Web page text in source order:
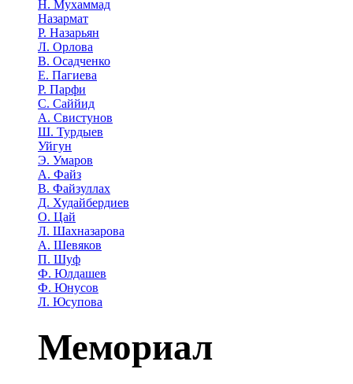
Н. Мухаммад
Назармат
Р. Назарьян
Л. Орлова
В. Осадченко
Е. Пагиева
Р. Парфи
С. Саййид
А. Свистунов
Ш. Турдыев
Уйгун
Э. Умаров
А. Файз
В. Файзуллах
Д. Худайбердиев
О. Цай
Л. Шахназарова
А. Шевяков
П. Шуф
Ф. Юлдашев
Ф. Юнусов
Л. Юсупова
Мемориал